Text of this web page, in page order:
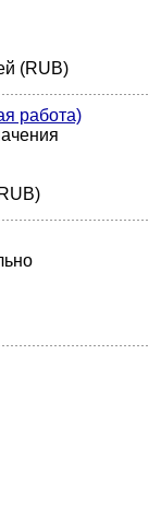
(RUB)
работа)